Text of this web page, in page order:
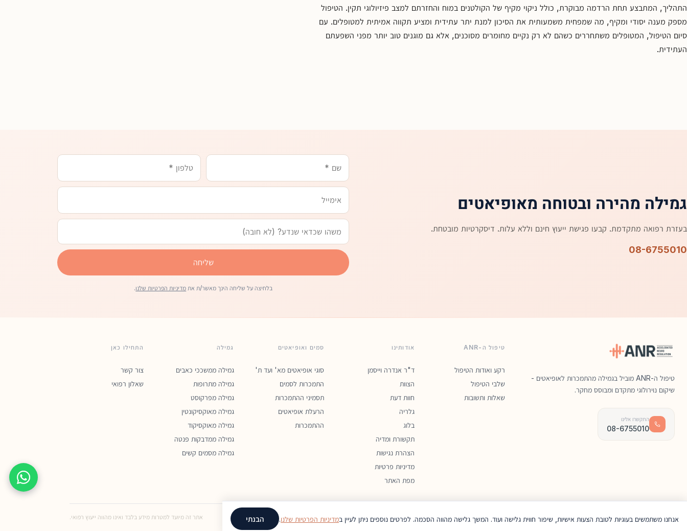
התהליך, המתבצע תחת הרדמה מבוקרת, כולל ניקוי מקיף של הקולטנים במוח והחזרתם למצב פיזיולוגי תקין. הטיפול
מספק מענה יסודי ומקיף, מה שמפחית משמעותית את הסיכון למנת יתר עתידית ומציע תקווה אמיתית למטופלים. עם
סיום הטיפול, המטופלים משתחררים כשהם לא רק נקיים מחומרים מסוכנים, אלא גם מוגנים טוב יותר מפני השפעתם
העתידית.
גמילה מהירה ובטוחה מאופיאטים
בעזרת רפואה מתקדמת. קבעו פגישת ייעוץ חינם וללא עלות. דיסקרטיות מובטחת.
08-6755010
שם
טלפון
אימייל
משהו
שנדע
שליחה
בלחיצה על שליחה הינך מאשר/ת את מדיניות הפרטיות שלנו.
טיפול ה-ANR מוביל בגמילה מהתמכרות לאופיאטים -
שיקום נוירולוגי מתקדם ומבוסס מחקר.
התקשרו אלינו
08-6755010
טיפול ה-ANR
רקע ואודות הטיפול
שלבי הטיפול
שאלות ותשובות
אודותינו
ד"ר אנדרה וייסמן
הצוות
חוות דעת
גלריה
בלוג
תקשורת ומדיה
הצהרת נגישות
מדיניות פרטיות
מפת האתר
סמים ואופיאטים
סוגי אופיאטים מא' ועד ת'
התמכרות לסמים
תסמיני ההתמכרות
הרעלת אופיאטים
ההתמכרות
גמילה
גמילה ממשככי כאבים
גמילה מתרופות
גמילה מפרקוסט
גמילה מאוקסיקונטין
גמילה מאוקסיקוד
גמילה ממדבקות פנטה
גמילה מסמים קשים
התחילו כאן
צור קשר
שאלון רפואי
© 2026 ANR Clinic. כל הזכויות שמורות. אתר זה מיועד למטרות מידע בלבד ואינו מהווה ייעוץ רפואי. אנחנו משתמשים בעוגיות לטובת הצעות אישיות, שיפור חווית גלישה ועוד. המשך גלישה מהווה הסכמה. לפרטים נוספים ניתן לעיין במדיניות הפרטיות שלנו. הבנתי